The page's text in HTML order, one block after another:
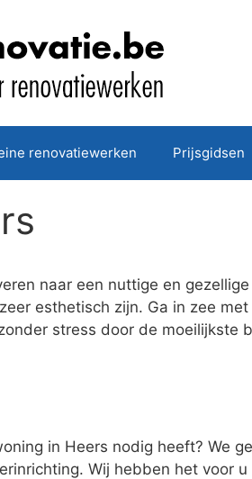
renovatiewerken Prijsgidsen
naar een nuttige en
esthetisch zijn. Ga in zee
stress door de moeilijkste
in Heers nodig heeft? We
Wij hebben het voor